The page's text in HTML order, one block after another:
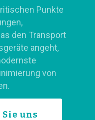
Punkte
den Transport
angeht,
von
uns